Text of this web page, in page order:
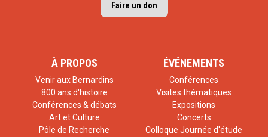
Faire un don
À PROPOS
Venir aux Bernardins
800 ans d'histoire
Conférences & débats
Art et Culture
Pôle de Recherche
ÉVÉNEMENTS
Conférences
Visites thématiques
Expositions
Concerts
Colloque Journée d'étude